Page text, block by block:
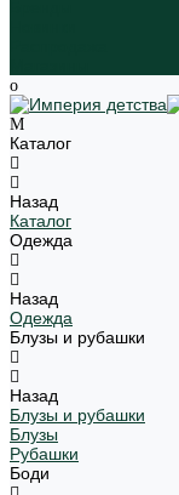
Каталог
Назад
Каталог
Одежда
Назад
Одежда
Блузы и рубашки
Назад
Блузы и рубашки
Блузы
Рубашки
Боди